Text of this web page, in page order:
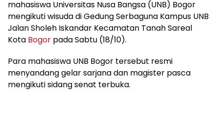
mahasiswa Universitas Nusa Bangsa (UNB) Bogor
mengikuti wisuda di Gedung Serbaguna Kampus UNB
Jalan Sholeh Iskandar Kecamatan Tanah Sareal
Kota Bogor pada Sabtu (18/10).
Para mahasiswa UNB Bogor tersebut resmi
menyandang gelar sarjana dan magister pasca
mengikuti sidang senat terbuka.